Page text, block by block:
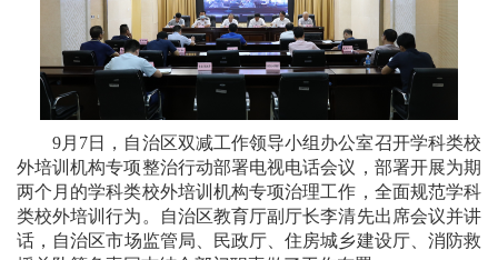
9月7日，自治区双减工作领导小组办公室召开学科类校
外培训机构专项整治行动部署电视电话会议，部署开展为期
两个月的学科类校外培训机构专项治理工作，全面规范学科
类校外培训行为。自治区教育厅副厅长李清先出席会议并讲
话， 自治区市场监管局、民政厅、住房城乡建设厅、消防救